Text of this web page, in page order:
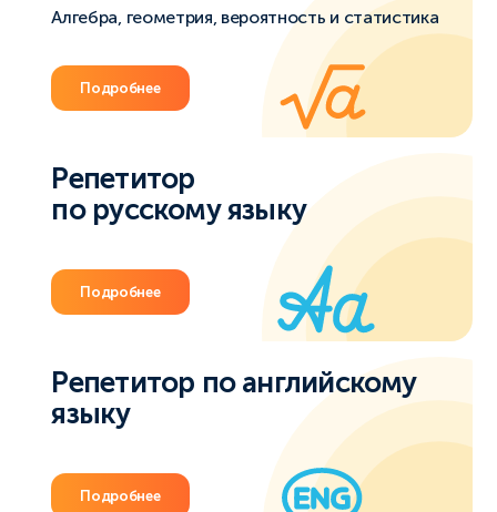
Алгебра, геометрия, вероятность и статистика
Подробнее
Репетитор
по русскому языку
Подробнее
Репетитор по английскому
языку
Подробнее